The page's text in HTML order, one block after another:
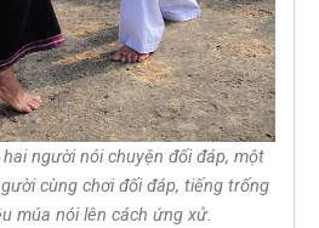
người nói chuyện đối đáp, một
cùng chơi đối đáp, tiếng trống
múa nói lên cách ứng xử.